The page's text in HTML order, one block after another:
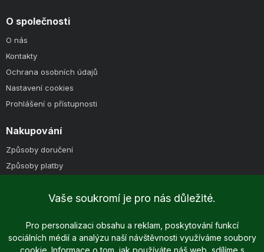
O společnosti
O nás
Kontakty
Ochrana osobních údajů
Nastavení cookies
Prohlášení o přístupnosti
Nakupování
Způsoby doručení
Způsoby platby
Vaše soukromí je pro nás důležité.
Pro personalizaci obsahu a reklam, poskytování funkcí
sociálních médií a analýzu naší návštěvnosti využíváme soubory
cookie. Informace o tom, jak používáte náš web, sdílíme s